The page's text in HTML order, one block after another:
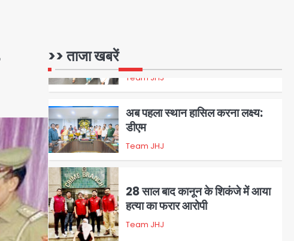
>> ताजा खबरें
1
2
अब पहला स्थान हासिल करना लक्ष्य:
Team JHJ
3
28 साल बाद कानून के शिकंजे में आया
हत्या का फरार आरोपी
Team JHJ